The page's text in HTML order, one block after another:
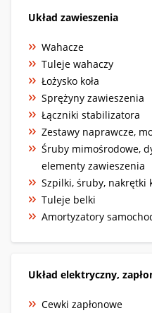
Układ zawieszenia
Wahacze
Tuleje wahaczy
Łożysko koła
Sprężyny zawieszenia
Łączniki stabilizatora
Zestawy naprawcze,
Śruby mimośrodowe,
elementy zawieszenia
Szpilki, śruby, nakrętki
Tuleje belki
Amortyzatory
Układ elektryczny,
Cewki zapłonowe